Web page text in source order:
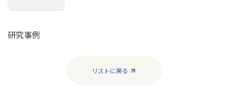
研究事例
リストに戻る